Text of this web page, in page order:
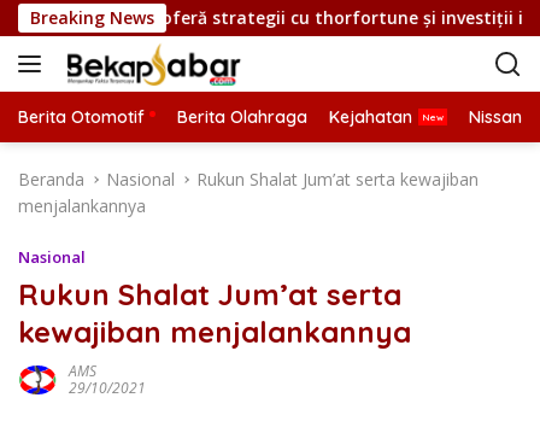
a
g
u
Breaking News
pe care le oferă strategii cu thorfortune și investiții
Berita Otomotif Berita Olahraga Kejahatan Nissan
Beranda Nasional
Rukun Shalat Jum’at serta kewajiban
menjalankannya
Nasional
Rukun Shalat Jum’at serta
kewajiban menjalankannya
AMS
29/10/2021